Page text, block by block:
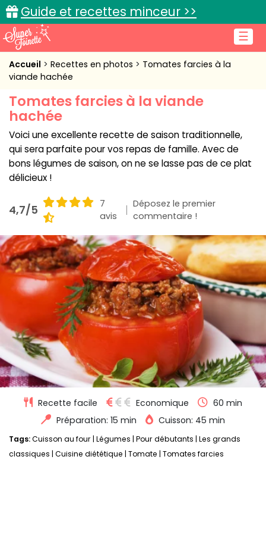
☰
Guide et recettes minceur >>
Accueil
Cuisine pratique
L'actu cuisine
Connexion
Accueil Recettes en photos
Tomates farcies à la
viande hachée
Tomates farcies à la viande
hachée
Voici une excellente recette de saison traditionnelle,
qui sera parfaite pour vos repas de famille. Avec de
bons légumes de saison, on ne se lasse pas de ce plat
délicieux !
4,7/5
7
avis
Déposez le premier
commentaire !
Recette facile Economique
60 min
Préparation: 15 min
Cuisson: 45 min
Tags:Cuisson au four Légumes Pour débutants Les grands
classiques Cuisine diététique Tomate Tomates farcies